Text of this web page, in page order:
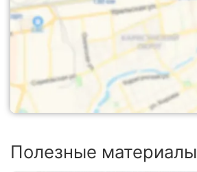
Полезные материалы